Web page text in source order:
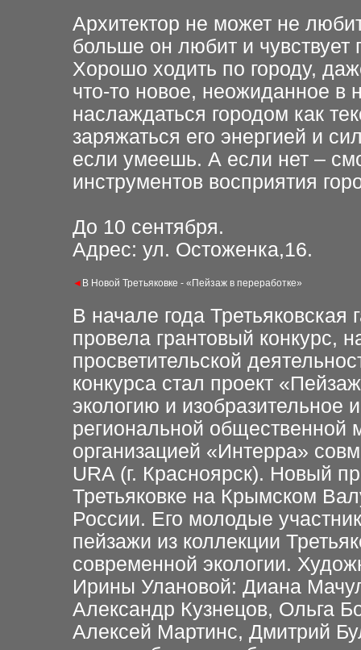
Архитектор не может не
больше он любит и
Хорошо ходить по городу,
что-то новое, неожиданное в
наслаждаться городом как
заряжаться его энергией и
если умеешь. А если нет –
инструментов восприятия
До 10 сентября.
Адрес: ул. Остоженка,16.
◄ В Новой Третьяковке - «Пейзаж в переработке»
В начале года
провела грантовый конкурс,
просветительской
конкурса стал проект
экологию и изобразительное
региональной общественной
организацией «Интерра»
URA (г. Красноярск). Новый
Третьяковке на Крымском
России. Его молодые
пейзажи из коллекции
современной экологии.
Ирины Улановой: Диана
Александр Кузнецов, Ольга
Алексей Мартинс, Дмитрий